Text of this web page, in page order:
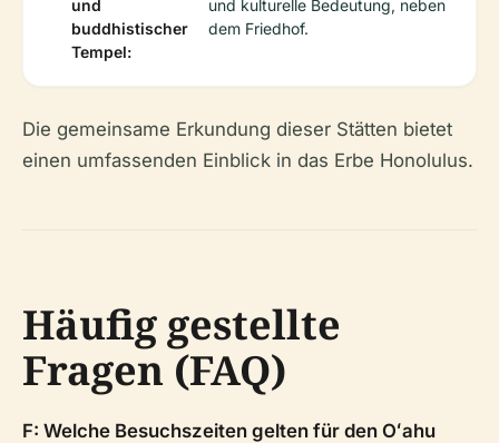
und
buddhistischer
Tempel:
und kulturelle Bedeutung, neben
dem Friedhof.
Die gemeinsame Erkundung dieser Stätten bietet
einen umfassenden Einblick in das Erbe Honolulus.
Häufig gestellte
Fragen (FAQ)
F: Welche Besuchszeiten gelten für den Oʻahu